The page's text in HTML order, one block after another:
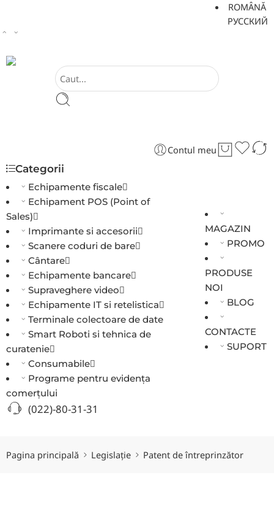
ROMÂNĂ
РУССКИЙ
Contul meu
Categorii
Echipamente fiscale
Echipament POS (Point of
Sales)
Imprimante si accesorii
Scanere coduri de bare
Cântare
Echipamente bancare
Supraveghere video
Echipamente IT si retelistica
Terminale colectoare de date
Smart Roboti si tehnica de
curatenie
Consumabile
Programe pentru evidența
comerțului
MAGAZIN
PROMO
PRODUSE
NOI
BLOG
CONTACTE
SUPORT
(022)-80-31-31
Pagina principală Legislație Patent de întreprinzător